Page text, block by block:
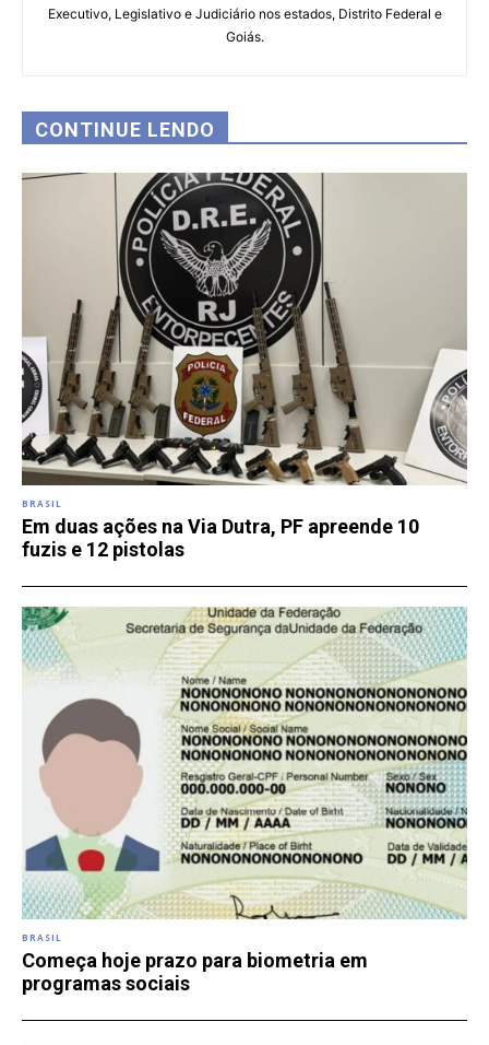
Executivo, Legislativo e Judiciário nos estados, Distrito Federal e
Goiás.
CONTINUE LENDO
BRASIL
Em duas ações na Via Dutra, PF apreende 10
fuzis e 12 pistolas
BRASIL
Começa hoje prazo para biometria em
programas sociais